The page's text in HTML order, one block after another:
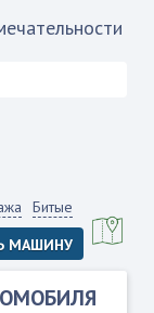
Битые
МАШИНУ